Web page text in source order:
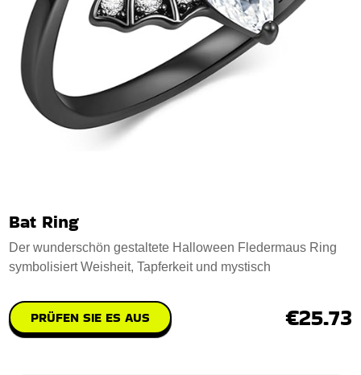
Bat Ring
Der wunderschön gestaltete Halloween Fledermaus Ring
symbolisiert Weisheit, Tapferkeit und mystisch
PRÜFEN SIE ES AUS €25.73